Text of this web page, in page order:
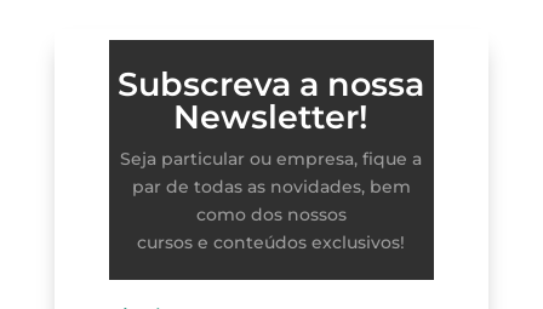
Subscreva a nossa
Newsletter!
Seja particular ou empresa, fique a
par de todas as novidades, bem
como dos nossos
cursos e conteúdos exclusivos!